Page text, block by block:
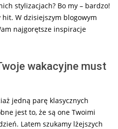
stylizacjach? Bo my – bardzo!
W dzisiejszym blogowym
najgorętsze inspiracje
wakacyjne must
jedną parę klasycznych
jest to, że są one Twoimi
Latem szukamy lżejszych